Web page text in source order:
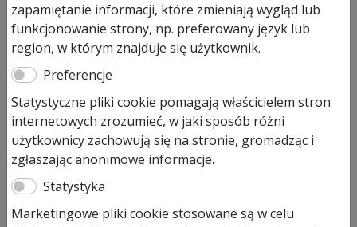
Zamek dźwigniowy do
obudowy napędu (w zestawie 2
zwykłe klucze)
118,00zł
Pozostało tylko: 1 (może być zamówiony)
ilość
Zamek
dźwigniowy
zapamiętanie informacji, które zmieniają wygląd lub
funkcjonowanie strony, np. preferowany język lub
region, w którym znajduje się użytkownik.
Preferencje
Statystyczne pliki cookie pomagają właścicielem stron
internetowych zrozumieć, w jaki sposób różni
użytkownicy zachowują się na stronie, gromadząc i
zgłaszając anonimowe informacje.
Statystyka
Marketingowe pliki cookie stosowane są w celu